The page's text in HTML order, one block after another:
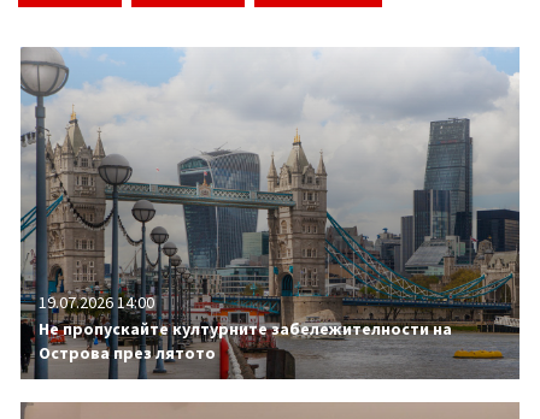
19.07.2026 14:00
Не пропускайте културните забележителности на
Острова през лятото